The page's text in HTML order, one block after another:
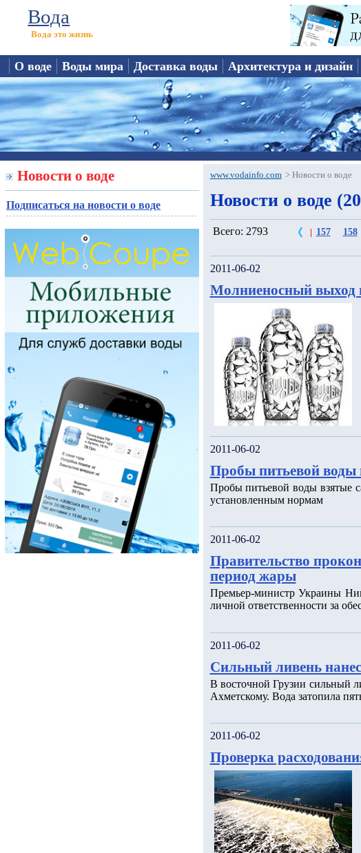
Вода
Вода это жизнь
О воде Воды мира Доставка воды Архитектура и дизайн
Новости о воде
Подписаться на новости о воде
www.vodainfo.com > Новости о воде
Новости о воде
Всего: 2793 157 158
2011-06-02
Молниеносный выход
2011-06-02
Пробы питьевой воды
Пробы питьевой воды взятые
установленным нормам
2011-06-02
Правительство
период жары
Премьер-министр Украины
личной ответственности за
2011-06-02
Сильный ливень
В восточной Грузии сильный
Ахметскому. Вода затопила
2011-06-02
Проверка